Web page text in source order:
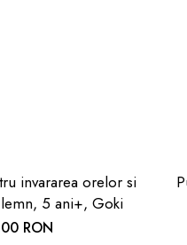
invararea orelor si
5 ani+, Goki
RON